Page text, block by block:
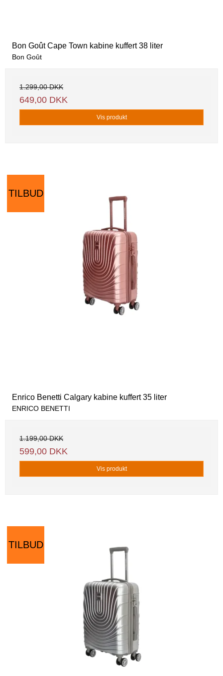
Bon Goût Cape Town kabine kuffert 38 liter
Bon Goût
1.299,00 DKK
649,00 DKK
Vis produkt
TILBUD
Enrico Benetti Calgary kabine kuffert 35 liter
ENRICO BENETTI
1.199,00 DKK
599,00 DKK
Vis produkt
TILBUD